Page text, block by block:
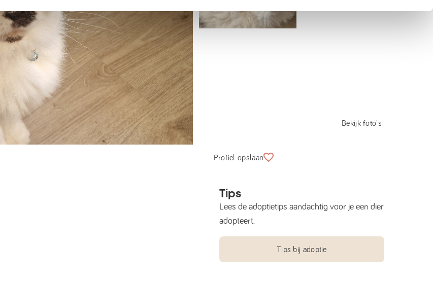
Bekijk foto's
Profiel opslaan
Tips
Lees de adoptietips aandachtig voor je een dier
adopteert.
Tips bij adoptie